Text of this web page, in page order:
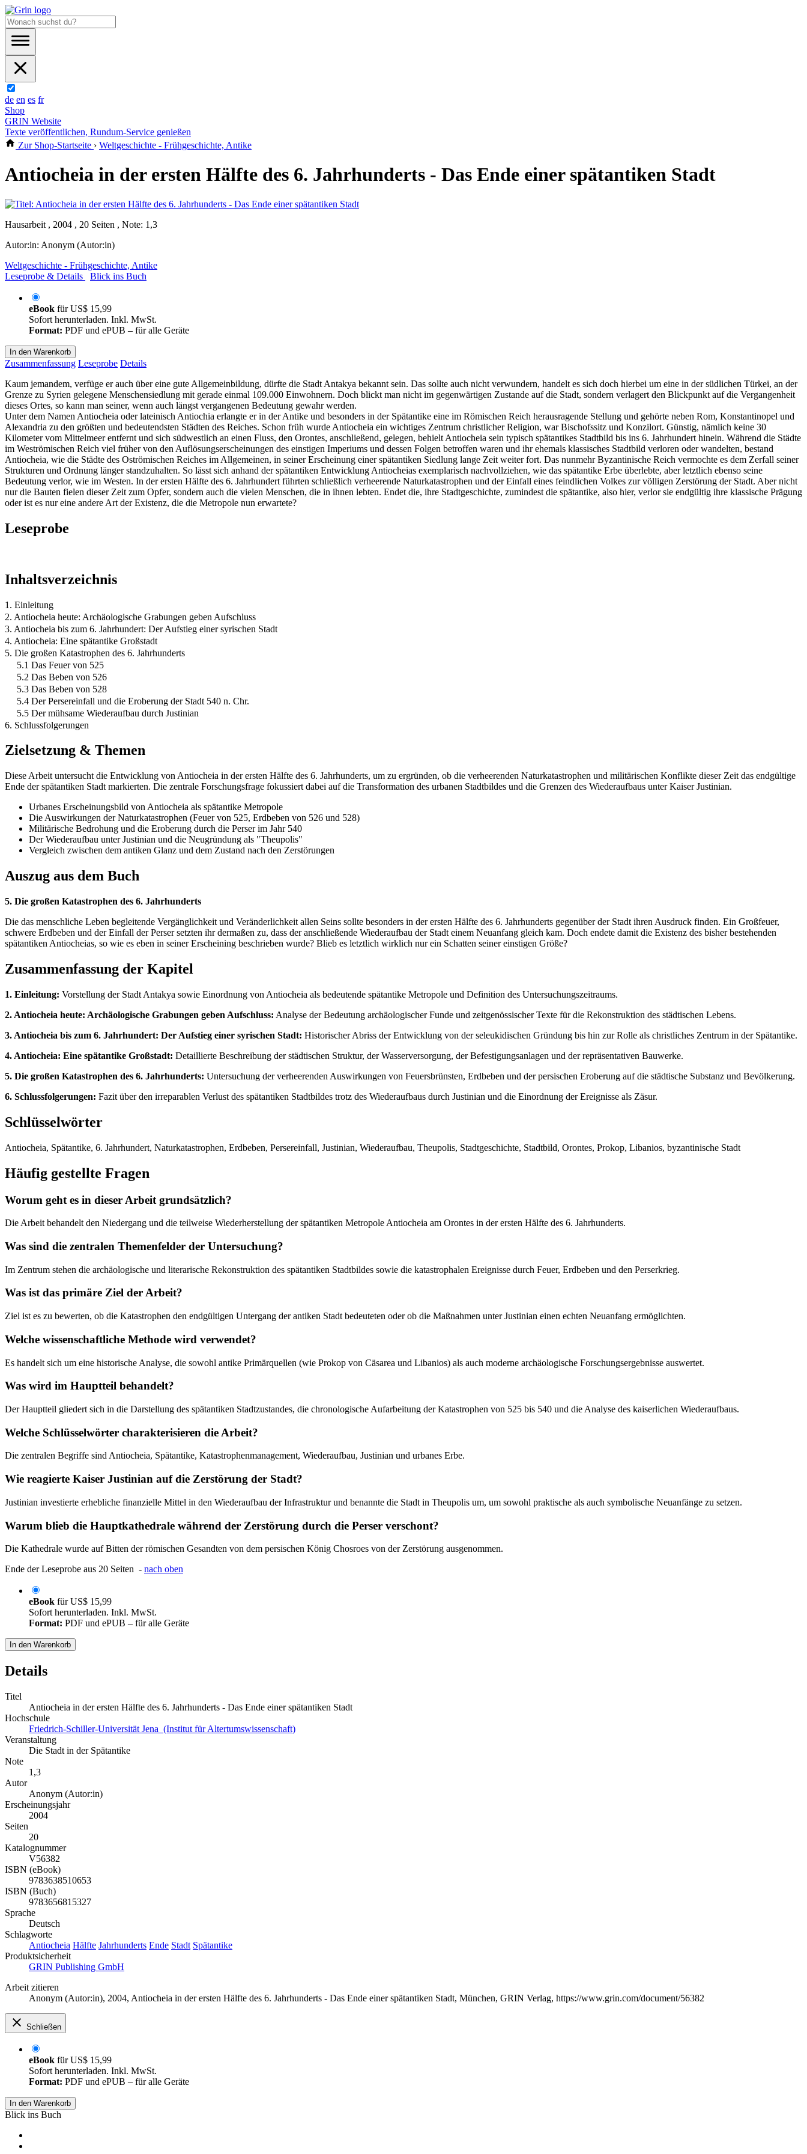
de en es fr
Shop
GRIN Website
Texte veröffentlichen, Rundum-Service genießen
Zur Shop-Startseite › Weltgeschichte - Frühgeschichte, Antike
Antiocheia in der ersten Hälfte des 6. Jahrhunderts - Das Ende einer spätantiken Stadt
Hausarbeit , 2004 , 20 Seiten , Note: 1,3
Autor:in: Anonym (Autor:in)
Weltgeschichte - Frühgeschichte, Antike
Leseprobe & Details
Blick ins Buch
eBook fürUS$ 15,99
Sofort herunterladen. Inkl. MwSt.
Format: PDF und ePUB – für alle Geräte
In den Warenkorb
Zusammenfassung Leseprobe Details
Kaum jemandem, verfüge er auch über eine gute Allgemeinbildung, dürfte die Stadt Antakya bekannt sein. Das sollte auch nicht verwundern, handelt es sich doch hierbei um eine in der südlichen Türkei, an der
Grenze zu Syrien gelegene Menschensiedlung mit gerade einmal 109.000 Einwohnern. Doch blickt man nicht im gegenwärtigen Zustande auf die Stadt, sondern verlagert den Blickpunkt auf die Vergangenheit
dieses Ortes, so kann man seiner, wenn auch längst vergangenen Bedeutung gewahr werden.
Unter dem Namen Antiocheia oder lateinisch Antiochia erlangte er in der Antike und besonders in der Spätantike eine im Römischen Reich herausragende Stellung und gehörte neben Rom, Konstantinopel und
Alexandria zu den größten und bedeutendsten Städten des Reiches. Schon früh wurde Antiocheia ein wichtiges Zentrum christlicher Religion, war Bischofssitz und Konzilort. Günstig, nämlich keine 30
Kilometer vom Mittelmeer entfernt und sich südwestlich an einen Fluss, den Orontes, anschließend, gelegen, behielt Antiocheia sein typisch spätantikes Stadtbild bis ins 6. Jahrhundert hinein. Während die Städte
im Weströmischen Reich viel früher von den Auflösungserscheinungen des einstigen Imperiums und dessen Folgen betroffen waren und ihr ehemals klassisches Stadtbild verloren oder wandelten, bestand
Antiocheia, wie die Städte des Oströmischen Reiches im Allgemeinen, in seiner Erscheinung einer spätantiken Siedlung lange Zeit weiter fort. Das nunmehr Byzantinische Reich vermochte es dem Zerfall seiner
Strukturen und Ordnung länger standzuhalten. So lässt sich anhand der spätantiken Entwicklung Antiocheias exemplarisch nachvollziehen, wie das spätantike Erbe überlebte, aber letztlich ebenso seine
Bedeutung verlor, wie im Westen. In der ersten Hälfte des 6. Jahrhundert führten schließlich verheerende Naturkatastrophen und der Einfall eines feindlichen Volkes zur völligen Zerstörung der Stadt. Aber nicht
nur die Bauten fielen dieser Zeit zum Opfer, sondern auch die vielen Menschen, die in ihnen lebten. Endet die, ihre Stadtgeschichte, zumindest die spätantike, also hier, verlor sie endgültig ihre klassische Prägung
oder ist es nur eine andere Art der Existenz, die die Metropole nun erwartete?
Leseprobe
Inhaltsverzeichnis
1. Einleitung
2. Antiocheia heute: Archäologische Grabungen geben Aufschluss
3. Antiocheia bis zum 6. Jahrhundert: Der Aufstieg einer syrischen Stadt
4. Antiocheia: Eine spätantike Großstadt
5. Die großen Katastrophen des 6. Jahrhunderts
5.1 Das Feuer von 525
5.2 Das Beben von 526
5.3 Das Beben von 528
5.4 Der Persereinfall und die Eroberung der Stadt 540 n. Chr.
5.5 Der mühsame Wiederaufbau durch Justinian
6. Schlussfolgerungen
Zielsetzung & Themen
Diese Arbeit untersucht die Entwicklung von Antiocheia in der ersten Hälfte des 6. Jahrhunderts, um zu ergründen, ob die verheerenden Naturkatastrophen und militärischen Konflikte dieser Zeit das endgültige
Ende der spätantiken Stadt markierten. Die zentrale Forschungsfrage fokussiert dabei auf die Transformation des urbanen Stadtbildes und die Grenzen des Wiederaufbaus unter Kaiser Justinian.
Urbanes Erscheinungsbild von Antiocheia als spätantike Metropole
Die Auswirkungen der Naturkatastrophen (Feuer von 525, Erdbeben von 526 und 528)
Militärische Bedrohung und die Eroberung durch die Perser im Jahr 540
Der Wiederaufbau unter Justinian und die Neugründung als "Theupolis"
Vergleich zwischen dem antiken Glanz und dem Zustand nach den Zerstörungen
Auszug aus dem Buch
5. Die großen Katastrophen des 6. Jahrhunderts
Die das menschliche Leben begleitende Vergänglichkeit und Veränderlichkeit allen Seins sollte besonders in der ersten Hälfte des 6. Jahrhunderts gegenüber der Stadt ihren Ausdruck finden. Ein Großfeuer,
schwere Erdbeben und der Einfall der Perser setzten ihr dermaßen zu, dass der anschließende Wiederaufbau der Stadt einem Neuanfang gleich kam. Doch endete damit die Existenz des bisher bestehenden
spätantiken Antiocheias, so wie es eben in seiner Erscheining beschrieben wurde? Blieb es letztlich wirklich nur ein Schatten seiner einstigen Größe?
Zusammenfassung der Kapitel
1. Einleitung: Vorstellung der Stadt Antakya sowie Einordnung von Antiocheia als bedeutende spätantike Metropole und Definition des Untersuchungszeitraums.
2. Antiocheia heute: Archäologische Grabungen geben Aufschluss: Analyse der Bedeutung archäologischer Funde und zeitgenössischer Texte für die Rekonstruktion des städtischen Lebens.
3. Antiocheia bis zum 6. Jahrhundert: Der Aufstieg einer syrischen Stadt: Historischer Abriss der Entwicklung von der seleukidischen Gründung bis hin zur Rolle als christliches Zentrum in der Spätantike.
4. Antiocheia: Eine spätantike Großstadt: Detaillierte Beschreibung der städtischen Struktur, der Wasserversorgung, der Befestigungsanlagen und der repräsentativen Bauwerke.
5. Die großen Katastrophen des 6. Jahrhunderts: Untersuchung der verheerenden Auswirkungen von Feuersbrünsten, Erdbeben und der persischen Eroberung auf die städtische Substanz und Bevölkerung.
6. Schlussfolgerungen: Fazit über den irreparablen Verlust des spätantiken Stadtbildes trotz des Wiederaufbaus durch Justinian und die Einordnung der Ereignisse als Zäsur.
Schlüsselwörter
Antiocheia, Spätantike, 6. Jahrhundert, Naturkatastrophen, Erdbeben, Persereinfall, Justinian, Wiederaufbau, Theupolis, Stadtgeschichte, Stadtbild, Orontes, Prokop, Libanios, byzantinische Stadt
Häufig gestellte Fragen
Worum geht es in dieser Arbeit grundsätzlich?
Die Arbeit behandelt den Niedergang und die teilweise Wiederherstellung der spätantiken Metropole Antiocheia am Orontes in der ersten Hälfte des 6. Jahrhunderts.
Was sind die zentralen Themenfelder der Untersuchung?
Im Zentrum stehen die archäologische und literarische Rekonstruktion des spätantiken Stadtbildes sowie die katastrophalen Ereignisse durch Feuer, Erdbeben und den Perserkrieg.
Was ist das primäre Ziel der Arbeit?
Ziel ist es zu bewerten, ob die Katastrophen den endgültigen Untergang der antiken Stadt bedeuteten oder ob die Maßnahmen unter Justinian einen echten Neuanfang ermöglichten.
Welche wissenschaftliche Methode wird verwendet?
Es handelt sich um eine historische Analyse, die sowohl antike Primärquellen (wie Prokop von Cäsarea und Libanios) als auch moderne archäologische Forschungsergebnisse auswertet.
Was wird im Hauptteil behandelt?
Der Hauptteil gliedert sich in die Darstellung des spätantiken Stadtzustandes, die chronologische Aufarbeitung der Katastrophen von 525 bis 540 und die Analyse des kaiserlichen Wiederaufbaus.
Welche Schlüsselwörter charakterisieren die Arbeit?
Die zentralen Begriffe sind Antiocheia, Spätantike, Katastrophenmanagement, Wiederaufbau, Justinian und urbanes Erbe.
Wie reagierte Kaiser Justinian auf die Zerstörung der Stadt?
Justinian investierte erhebliche finanzielle Mittel in den Wiederaufbau der Infrastruktur und benannte die Stadt in Theupolis um, um sowohl praktische als auch symbolische Neuanfänge zu setzen.
Warum blieb die Hauptkathedrale während der Zerstörung durch die Perser verschont?
Die Kathedrale wurde auf Bitten der römischen Gesandten von dem persischen König Chosroes von der Zerstörung ausgenommen.
Ende der Leseprobe aus 20 Seiten - nach oben
eBook fürUS$ 15,99
Sofort herunterladen. Inkl. MwSt.
Format: PDF und ePUB – für alle Geräte
In den Warenkorb
Details
Titel
Antiocheia in der ersten Hälfte des 6. Jahrhunderts - Das Ende einer spätantiken Stadt
Hochschule
Friedrich-Schiller-Universität Jena (Institut für Altertumswissenschaft)
Veranstaltung
Die Stadt in der Spätantike
Note
1,3
Autor
Anonym (Autor:in)
Erscheinungsjahr
2004
Seiten
20
Katalognummer
V56382
ISBN (eBook)
9783638510653
ISBN (Buch)
9783656815327
Sprache
Deutsch
Schlagworte
Antiocheia Hälfte Jahrhunderts Ende Stadt Spätantike
Produktsicherheit
GRIN Publishing GmbH
Arbeit zitieren
Anonym (Autor:in), 2004, Antiocheia in der ersten Hälfte des 6. Jahrhunderts - Das Ende einer spätantiken Stadt, München, GRIN Verlag, https://www.grin.com/document/56382
Schließen
eBook fürUS$ 15,99
Sofort herunterladen. Inkl. MwSt.
Format: PDF und ePUB – für alle Geräte
In den Warenkorb
Blick ins Buch